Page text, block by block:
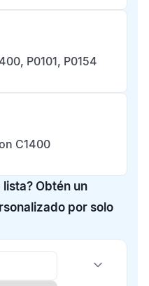
P0101, P0154
C1400
lista? Obtén un
por solo